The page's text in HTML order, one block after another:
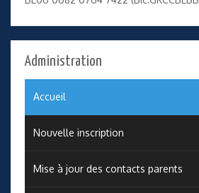
Administration
Accueil
Nouvelle inscription
Mise à jour des contacts parents